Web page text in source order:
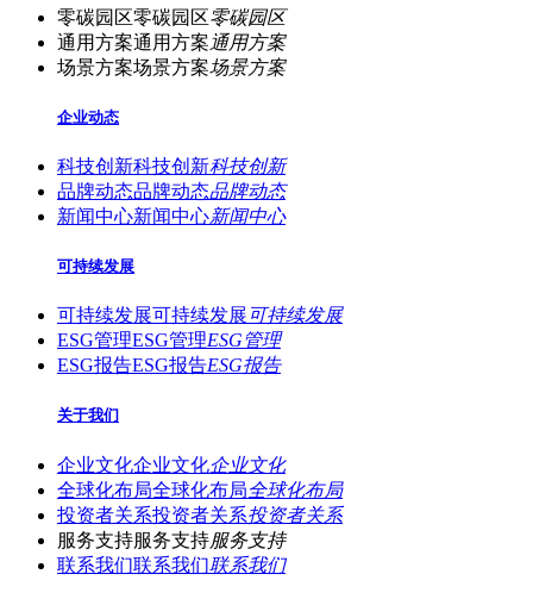
零碳园区零碳园区零碳园区
通用方案通用方案通用方案
场景方案场景方案场景方案
企业动态
科技创新科技创新科技创新
品牌动态品牌动态品牌动态
新闻中心新闻中心新闻中心
可持续发展
可持续发展可持续发展 可持续发展
ESG管理ESG管理ESG管理
ESG报告ESG报告ESG报告
关于我们
企业文化企业文化企业文化
全球化布局全球化布局全球化布局
投资者关系投资者关系投资者关系
服务支持服务支持服务支持
联系我们联系我们联系我们